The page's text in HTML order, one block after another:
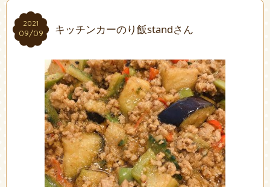
2021
09/09
2021
09/09 キッチンカーのり飯standさん